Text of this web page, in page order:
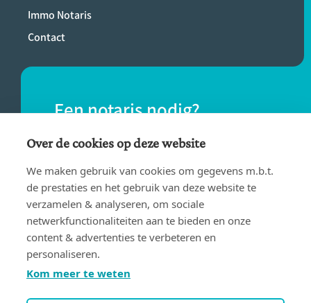
Immo Notaris
Contact
Een notaris nodig?
Vind eenvoudig een notaris bij jou in de
buurt.
VIND EEN NOTARIS
Over de cookies op deze website
We maken gebruik van cookies om gegevens m.b.t.
de prestaties en het gebruik van deze website te
verzamelen & analyseren, om sociale
netwerkfunctionaliteiten aan te bieden en onze
content & advertenties te verbeteren en
personaliseren.
Kom meer te weten